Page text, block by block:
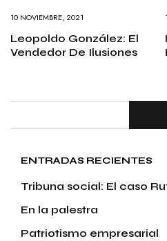
10 NOVIEMBRE, 2021
Leopoldo González: El
Vendedor De Ilusiones
ENTRADAS RECIENTES
Tribuna social: El caso
En la palestra
Patriotismo empresarial